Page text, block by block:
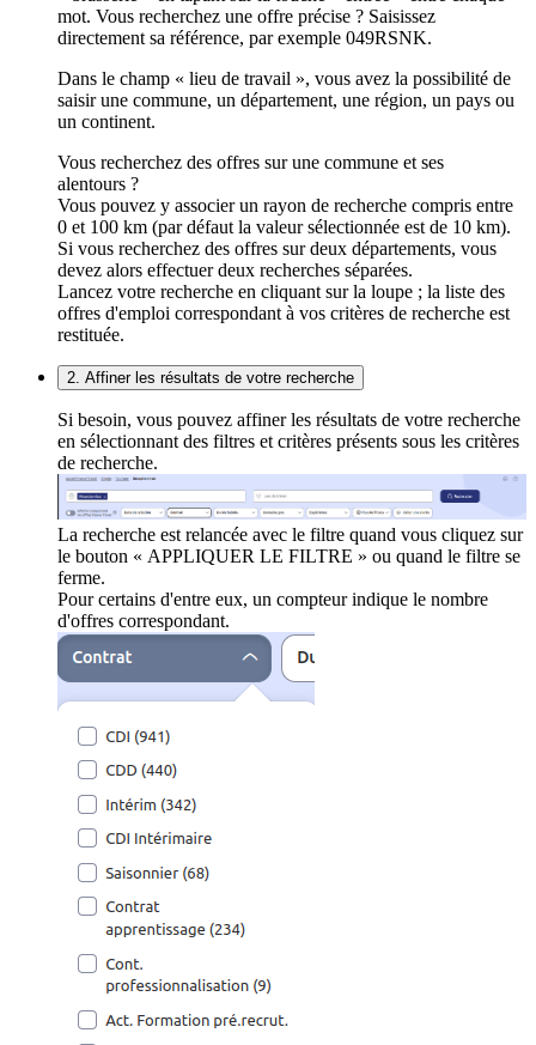
mot. Vous recherchez une offre précise ? Saisissez
directement sa référence, par exemple 049RSNK.
Dans le champ « lieu de travail », vous avez la possibilité de
saisir une commune, un département, une région, un pays ou
un continent.
Vous recherchez des offres sur une commune et ses
alentours ?
Vous pouvez y associer un rayon de recherche compris entre
0 et 100 km (par défaut la valeur sélectionnée est de 10 km).
Si vous recherchez des offres sur deux départements, vous
devez alors effectuer deux recherches séparées.
Lancez votre recherche en cliquant sur la loupe ; la liste des
offres d'emploi correspondant à vos critères de recherche est
restituée.
2. Affiner les résultats de votre recherche
Si besoin, vous pouvez affiner les résultats de votre recherche
en sélectionnant des filtres et critères présents sous les critères
de recherche.
La recherche est relancée avec le filtre quand vous cliquez sur
le bouton « APPLIQUER LE FILTRE » ou quand le filtre se
ferme.
Pour certains d'entre eux, un compteur indique le nombre
d'offres correspondant.